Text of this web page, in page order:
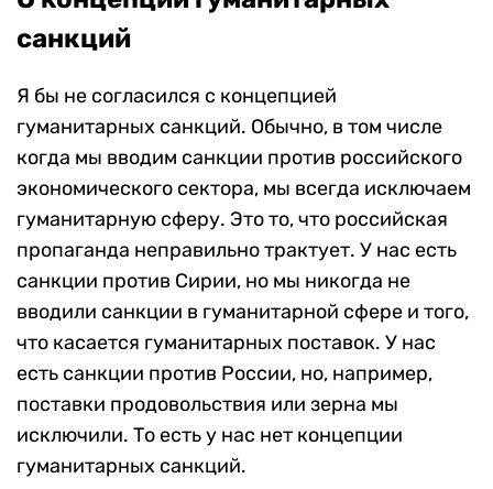
санкций
Я бы не согласился с концепцией
гуманитарных санкций. Обычно, в том числе
когда мы вводим санкции против российского
экономического сектора, мы всегда исключаем
гуманитарную сферу. Это то, что российская
пропаганда неправильно трактует. У нас есть
санкции против Сирии, но мы никогда не
вводили санкции в гуманитарной сфере и того,
что касается гуманитарных поставок. У нас
есть санкции против России, но, например,
поставки продовольствия или зерна мы
исключили. То есть у нас нет концепции
гуманитарных санкций.